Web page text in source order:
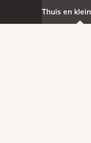
Thuis en